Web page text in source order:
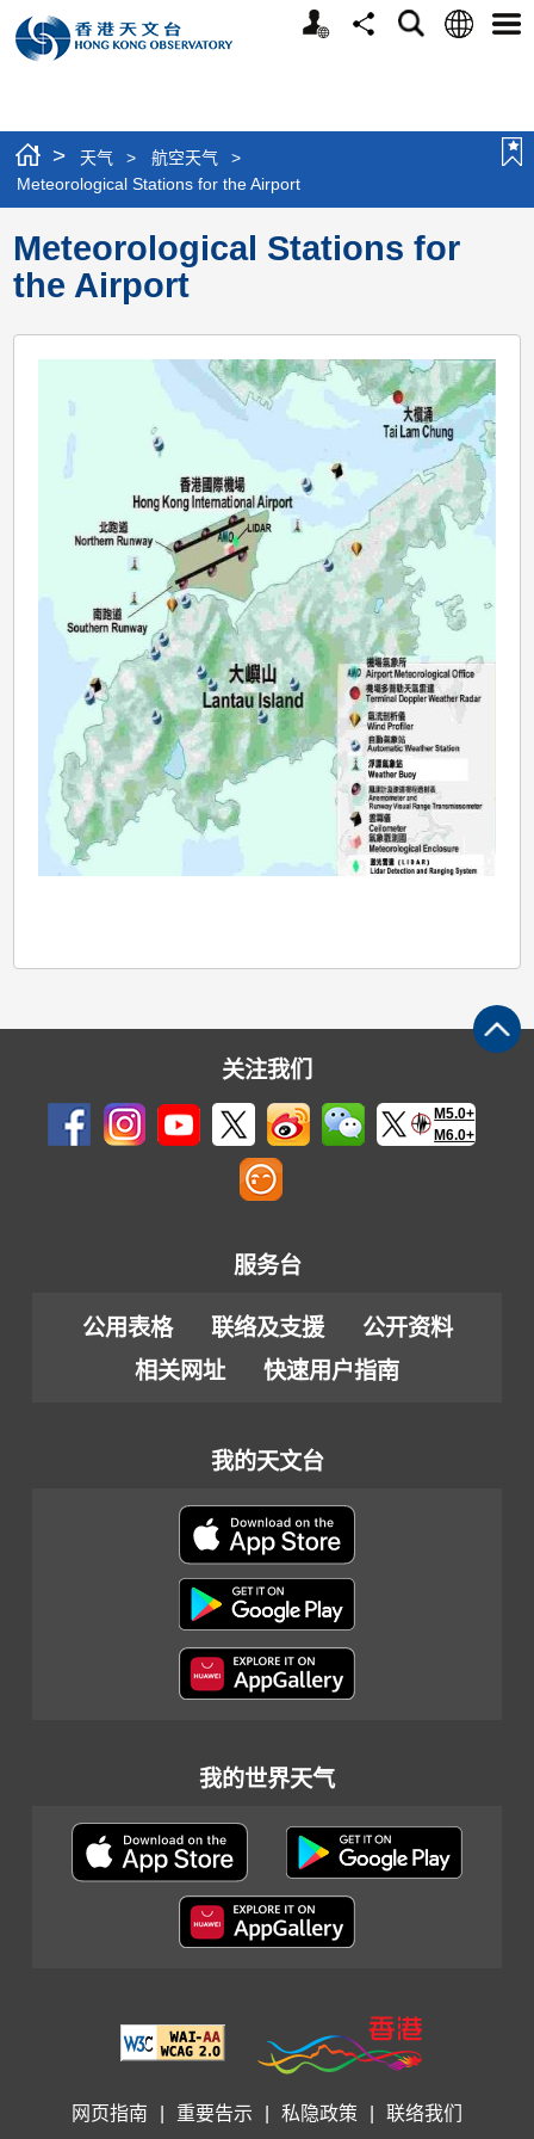
个
分
搜
语
选
> 天气 > 航空天气
>
Meteorological Stations for the Airport
Meteorological Stations for
the Airport
关注我们
M5.0+
M6.0+
服务台
公用表格 联络及支援
公开资料
相关网址
快速用户指南
我的天文台
我的世界天气
网页指南 重要告示 私隐政策 联络我们